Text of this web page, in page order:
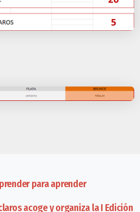
para aprender
acoge y organiza la I Edición